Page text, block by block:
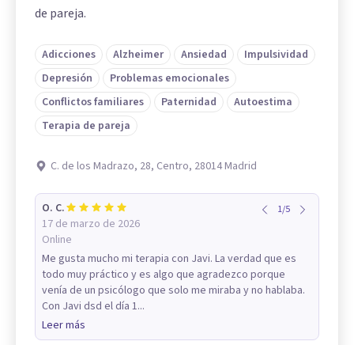
de pareja.
Adicciones Alzheimer Ansiedad
Impulsividad
Depresión
Problemas emocionales
Conflictos familiares
Paternidad
Autoestima
Terapia de pareja
C. de los Madrazo, 28, Centro, 28014 Madrid
O. C.
17 de marzo de 2026
Online
1/5
Me gusta mucho mi terapia con Javi. La verdad que es
todo muy práctico y es algo que agradezco porque
venía de un psicólogo que solo me miraba y no hablaba.
Con Javi dsd el día 1...
Leer más